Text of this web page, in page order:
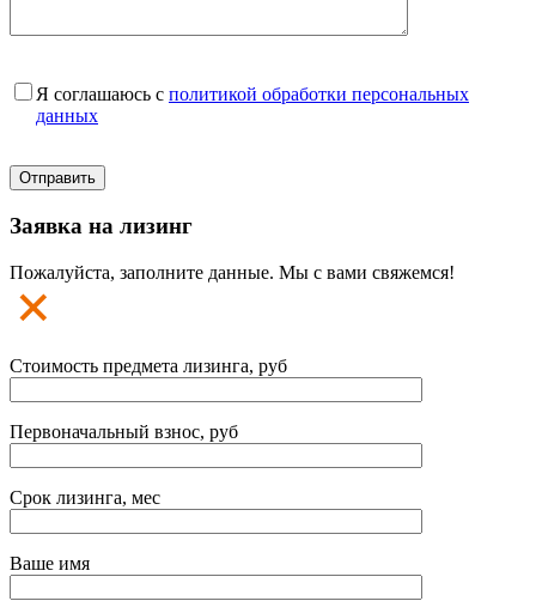
Я соглашаюсь с политикой обработки персональных
данных
Заявка на лизинг
Пожалуйста, заполните данные. Мы с вами свяжемся!
Стоимость предмета лизинга, руб
Первоначальный взнос, руб
Срок лизинга, мес
Ваше имя